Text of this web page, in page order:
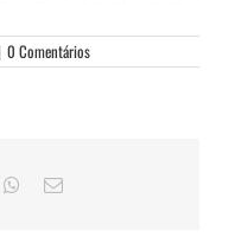
| 0 Comentários
WhatsApp
E-